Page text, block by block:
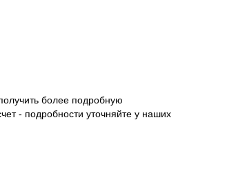
более подробную
- подробности уточняйте у наших